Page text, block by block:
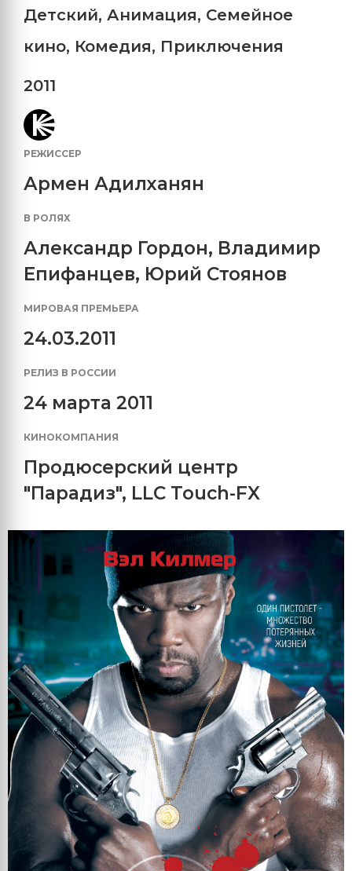
Детский, Анимация, Семейное
кино, Комедия, Приключения
2011
РЕЖИССЕР
Армен Адилханян
В РОЛЯХ
Александр Гордон, Владимир
Епифанцев, Юрий Стоянов
МИРОВАЯ ПРЕМЬЕРА
24.03.2011
РЕЛИЗ В РОССИИ
24 марта 2011
КИНОКОМПАНИЯ
Продюсерский центр
"Парадиз", LLC Touch-FX